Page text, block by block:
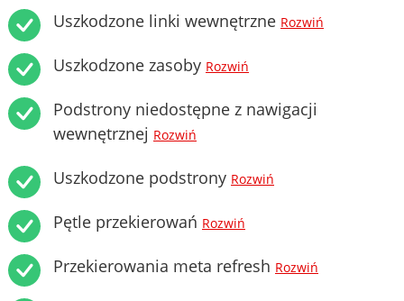
Uszkodzone linki wewnętrzne Rozwiń
Uszkodzone zasoby Rozwiń
Podstrony niedostępne z nawigacji
wewnętrznej Rozwiń
Uszkodzone podstrony Rozwiń
Pętle przekierowań Rozwiń
Przekierowania meta refresh Rozwiń